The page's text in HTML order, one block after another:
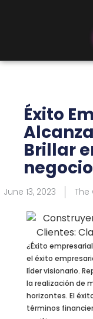
Éxito
Brillar
June 13, 2023 The
¿Éxito
el éxito
líder visionario.
la realización de
horizontes. El
términos